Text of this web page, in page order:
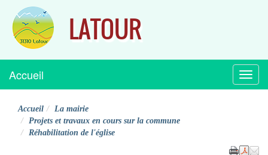
LATOUR
Menu
Accueil
Accueil
La mairie
Projets et travaux en cours sur la commune
Réhabilitation de l'église